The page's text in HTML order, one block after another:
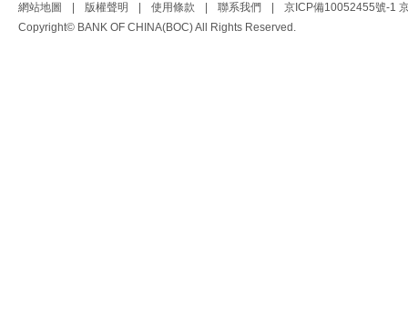
網站地圖 版權聲明 使用條款 聯系我們 京ICP備10052455號-1
Copyright© BANK OF CHINA(BOC) All Rights Reserved.